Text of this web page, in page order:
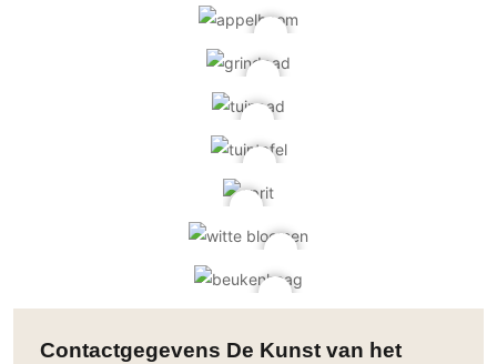
Contactgegevens De Kunst van het